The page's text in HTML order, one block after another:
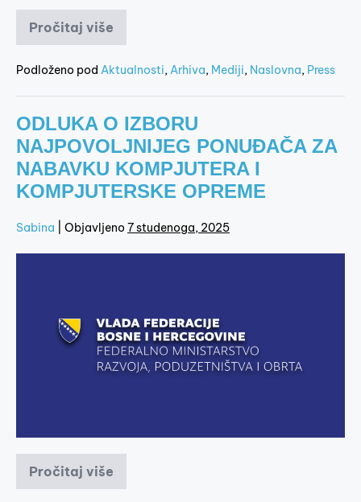
Pročitaj više
Podloženo pod Aktualnosti,Arhiva, Mediji, Naslovna, Press
ODLUKA O IZBORU
NAJPOVOLJNIJEG PONUĐAČA ZA
NABAVKU KOMPJUTERA I
KOMPJUTERSKE OPREME
Sabina Objavljeno 7 studenoga, 2025
Pročitaj više